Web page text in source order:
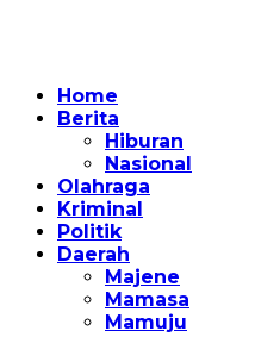
Home
Berita
Hiburan
Nasional
Olahraga
Kriminal
Politik
Daerah
Majene
Mamasa
Mamuju